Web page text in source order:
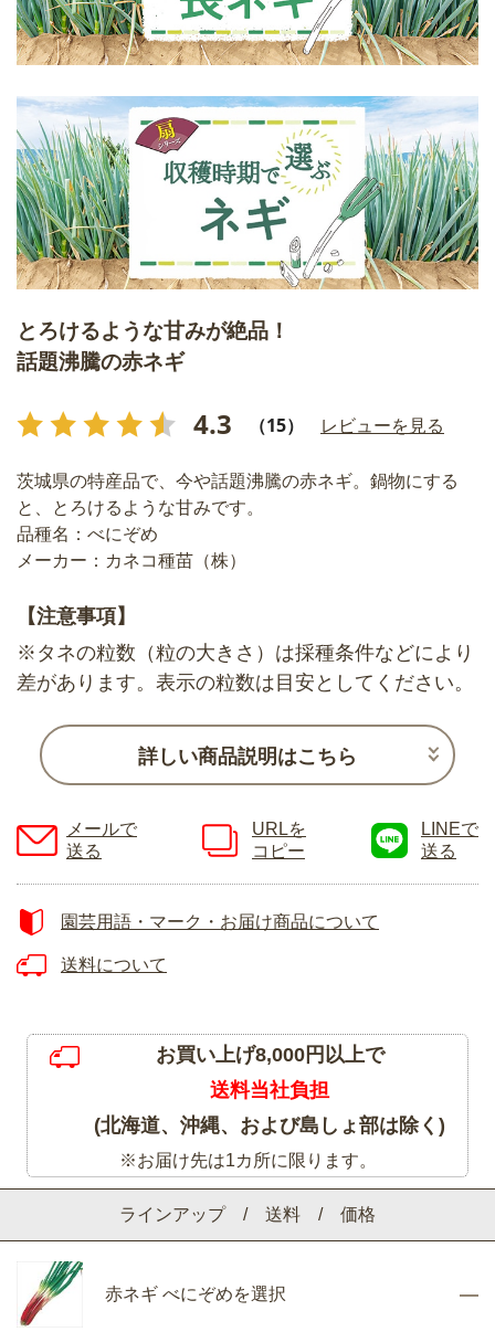
とろけるような甘みが絶品！
話題沸騰の赤ネギ
4.3 （15） レビューを見る
ラインアップ / 送料 / 価格
赤ネギ べにぞめを選択
茨城県の特産品で、今や話題沸騰の赤ネギ。鍋物にする
と、とろけるような甘みです。
品種名：べにぞめ
メーカー：カネコ種苗（株）
【注意事項】
※タネの粒数（粒の大きさ）は採種条件などにより
差があります。表示の粒数は目安としてください。
詳しい商品説明はこちら
メールで
送る
URLを
コピー
LINEで
送る
園芸用語・マーク・お届け商品について
送料について
お買い上げ8,000円以上で
送料当社負担
(北海道、沖縄、および島しょ部は除く)
※お届け先は1カ所に限ります。